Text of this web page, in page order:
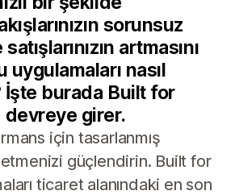
sorunsuz
artmasını
uygulamaları nasıl
burada Built for
devreye girer.
için tasarlanmış
güçlendirin. Built for
ticaret alanındaki en son